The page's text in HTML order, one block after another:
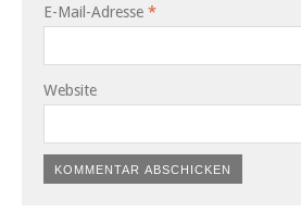
E-Mail-Adresse *
Website